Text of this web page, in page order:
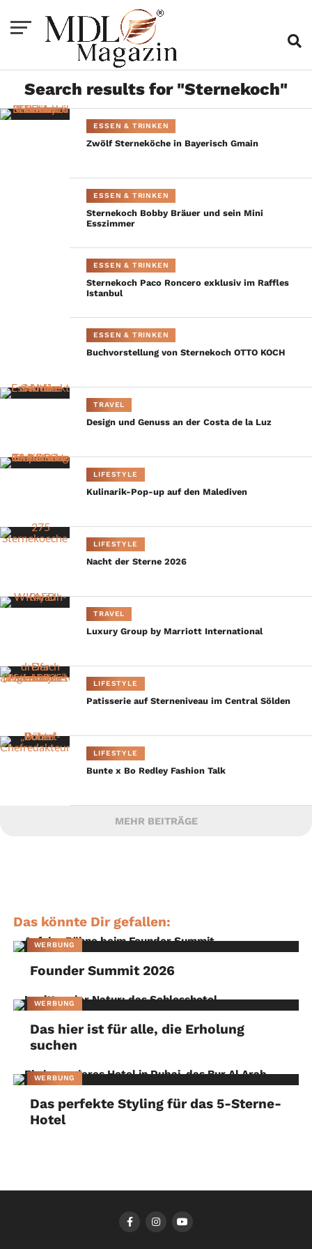
Search results for "Sternekoch"
ESSEN & TRINKEN
Zwölf Sterneköche in Bayerisch Gmain
ESSEN & TRINKEN
Sternekoch Bobby Bräuer und sein Mini
Esszimmer
ESSEN & TRINKEN
Sternekoch Paco Roncero exklusiv im Raffles
Istanbul
ESSEN & TRINKEN
Buchvorstellung von Sternekoch OTTO KOCH
TRAVEL
Design und Genuss an der Costa de la Luz
LIFESTYLE
Kulinarik-Pop-up auf den Malediven
LIFESTYLE
Nacht der Sterne 2026
TRAVEL
Luxury Group by Marriott International
LIFESTYLE
Patisserie auf Sterneniveau im Central Sölden
LIFESTYLE
Bunte x Bo Redley Fashion Talk
MEHR BEITRÄGE
Das könnte Dir gefallen:
WERBUNG
Founder Summit 2026
WERBUNG
Das hier ist für alle, die Erholung
suchen
WERBUNG
Das perfekte Styling für das 5-Sterne-
Hotel